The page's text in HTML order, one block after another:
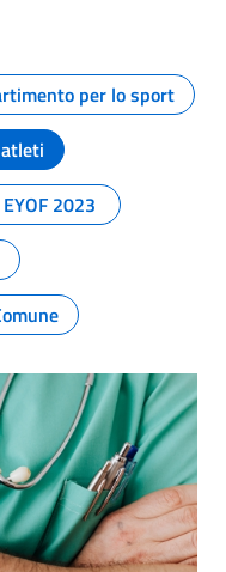
per lo sport
EYOF 2023